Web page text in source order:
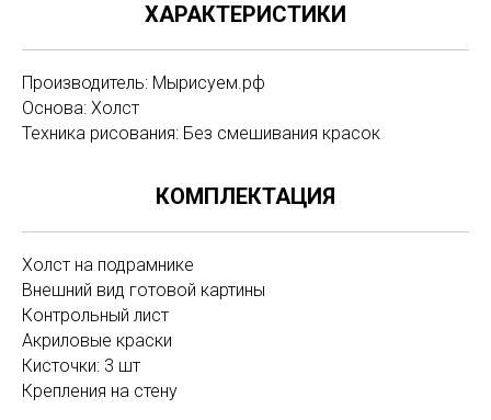
ХАРАКТЕРИСТИКИ
Производитель: Мырисуем.рф
Основа: Холст
Техника рисования: Без смешивания красок
КОМПЛЕКТАЦИЯ
Холст на подрамнике
Внешний вид готовой картины
Контрольный лист
Акриловые краски
Кисточки: 3 шт
Крепления на стену